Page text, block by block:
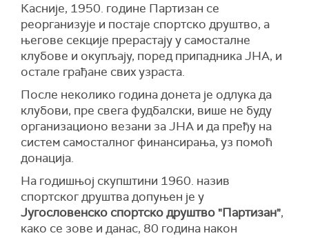
Касније, 1950. године Партизан се
реорганизује и постаје спортско друштво, а
његове секције прерастају у самосталне
клубове и окупљају, поред припадника ЈНА, и
остале грађане свих узраста.
После неколико година донета је одлука да
клубови, пре свега фудбалски, више не буду
организационо везани за ЈНА и да пређу на
систем самосталног финансирања, уз помоћ
донација.
На годишњој скупштини 1960. назив
спортског друштва допуњен је у
Југословенско спортско друштво "Партизан",
како се зове и данас, 80 година након